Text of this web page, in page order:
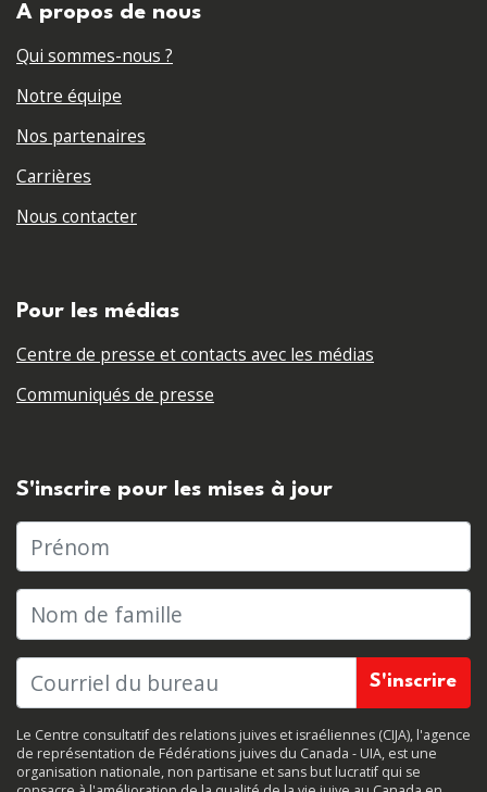
A propos de nous
Qui sommes-nous ?
Notre équipe
Nos partenaires
Carrières
Nous contacter
Pour les médias
Centre de presse et contacts avec les médias
Communiqués de presse
S'inscrire pour les mises à jour
Prénom
Nom de famille
Le Centre consultatif des relations juives et israéliennes (CIJA), l'agence
de représentation de Fédérations juives du Canada - UIA, est une
organisation nationale, non partisane et sans but lucratif qui se